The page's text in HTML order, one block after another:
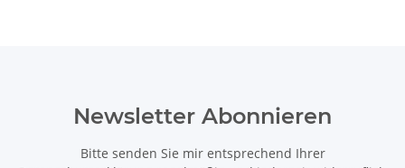
Newsletter Abonnieren
Bitte senden Sie mir entsprechend Ihrer